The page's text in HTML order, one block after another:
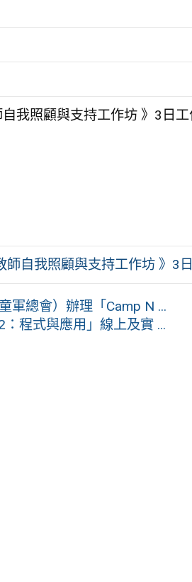
我照顧與支持工作坊 》3日
自我照顧與支持工作坊 》3
軍總會）辦理「Camp N ...
：程式與應用」線上及實 ...